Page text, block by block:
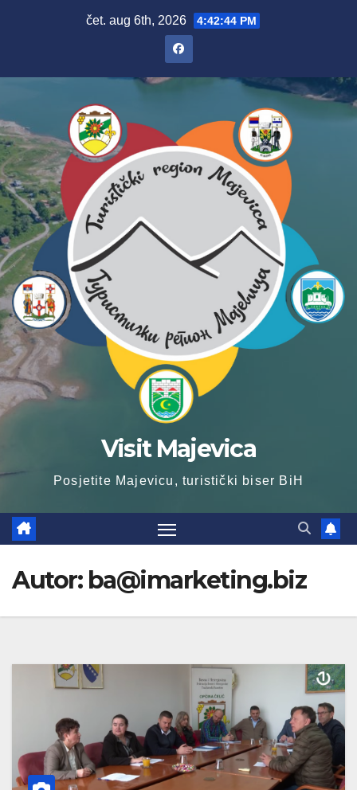
čet. aug 6th, 2026 4:42:45 PM
Visit Majevica
Posjetite Majevicu, turistički biser BiH
Autor: ba@imarketing.biz